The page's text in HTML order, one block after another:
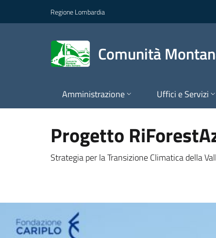
Vai al contenuto principale
Comunità Montana
Regione Lombardia
Comunità
Amministrazione Uffici e Servizi
Progetto
Strategia per la Transizione Climatica della